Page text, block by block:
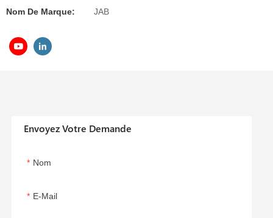
Nom De Marque: JAB
Envoyez Votre Demande
Nom
E-Mail